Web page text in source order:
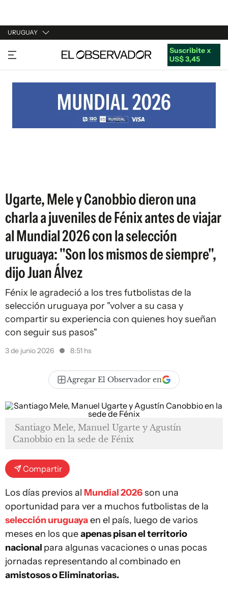
URUGUAY
URUGUAY
ARGENTINA
ESTADOS UNIDOS
Suscribite x
US$ 3,45
Ugarte, Mele y Canobbio dieron una
charla a juveniles de Fénix antes de viajar
al Mundial 2026 con la selección
uruguaya: "Son los mismos de siempre",
dijo Juan Álvez
Fénix le agradeció a los tres futbolistas de la
selección uruguaya por "volver a su casa y
compartir su experiencia con quienes hoy sueñan
con seguir sus pasos"
3 de junio 2026 8:51 hs
Agregar El Observador en
Santiago Mele, Manuel Ugarte y Agustín
Canobbio en la sede de Fénix
Compartir
Los días previos al Mundial 2026son una
oportunidad para ver a muchos futbolistas de la
selección uruguayaen el país, luego de varios
meses en los queapenas pisan el territorio
nacional para algunas vacaciones o unas pocas
jornadas representando al combinado en
amistosos o Eliminatorias.